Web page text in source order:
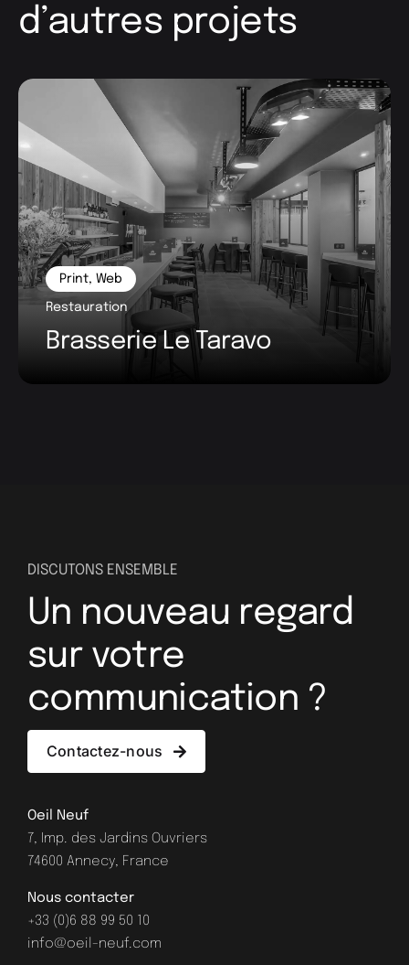
d’autres projets
Print, Web
Restauration
Brasserie Le Taravo
DISCUTONS ENSEMBLE
Un nouveau regard
sur votre
communication ?
Contactez-nous
Oeil Neuf
7, Imp. des Jardins Ouvriers
74600 Annecy, France
Nous contacter
+33 (0)6 88 99 50 10
info@oeil-neuf.com